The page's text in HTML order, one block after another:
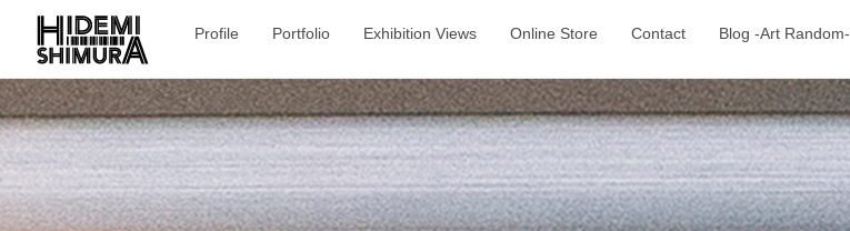
Profile Portfolio Exhibition Views Online Store Contact Blog -Art Random-